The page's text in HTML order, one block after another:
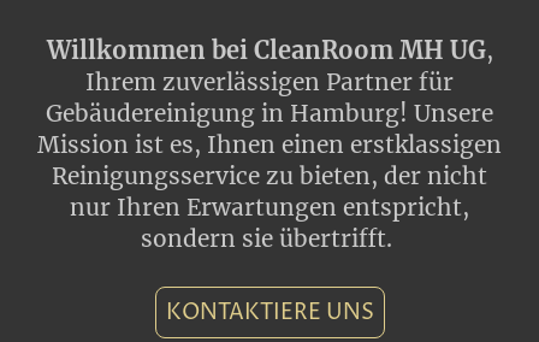
Willkommen bei CleanRoom MH UG,
Ihrem zuverlässigen Partner für
Gebäudereinigung in Hamburg! Unsere
Mission ist es, Ihnen einen erstklassigen
Reinigungsservice zu bieten, der nicht
nur Ihren Erwartungen entspricht,
sondern sie übertrifft.
KONTAKTIERE UNS